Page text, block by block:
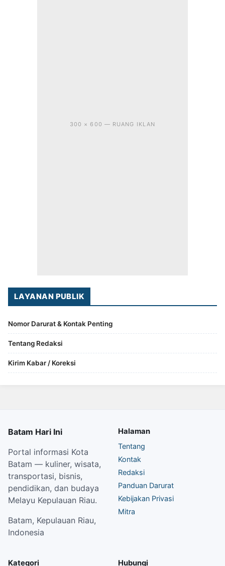
300 × 600 — RUANG IKLAN
LAYANAN PUBLIK
Nomor Darurat & Kontak Penting
Tentang Redaksi
Kirim Kabar / Koreksi
Batam Hari Ini
Portal informasi Kota
Batam — kuliner, wisata,
transportasi, bisnis,
pendidikan, dan budaya
Melayu Kepulauan Riau.
Batam, Kepulauan Riau,
Indonesia
Halaman
Tentang
Kontak
Redaksi
Panduan Darurat
Kebijakan Privasi
Mitra
Kategori Hubungi